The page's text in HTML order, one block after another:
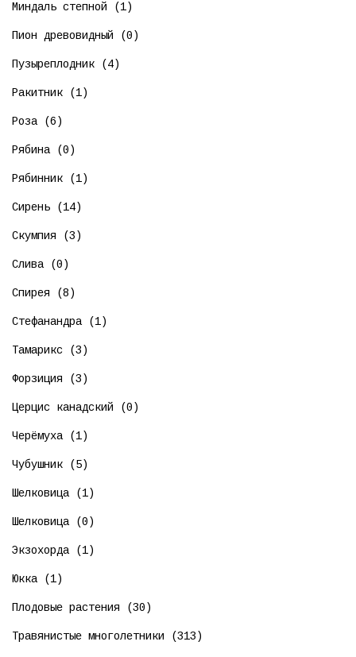
Миндаль степной (1)
Пион древовидный (0)
Пузыреплодник (4)
Ракитник (1)
Роза (6)
Рябина (0)
Рябинник (1)
Сирень (14)
Скумпия (3)
Слива (0)
Спирея (8)
Стефанандра (1)
Тамарикс (3)
Форзиция (3)
Церцис канадский (0)
Черёмуха (1)
Чубушник (5)
Шелковица (1)
Шелковица (0)
Экзохорда (1)
Юкка (1)
Плодовые растения (30)
Травянистые многолетники (313)